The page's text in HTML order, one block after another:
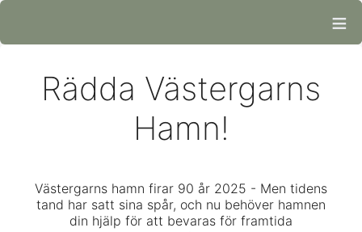
≡
Rädda Västergarns
Hamn!
Västergarns hamn firar 90 år 2025 - Men tidens
tand har satt sina spår, och nu behöver hamnen
din hjälp för att bevaras för framtida